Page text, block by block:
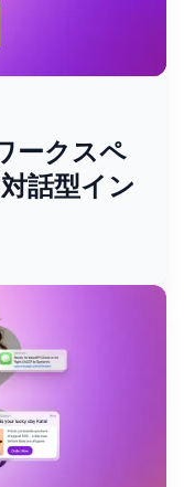
ークスペ
話型イン